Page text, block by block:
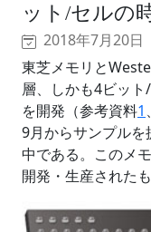
ット/セルの
2018年7月20日
東芝メモリと
層、しかも4ビッ
を開発（参考資料1 、
9月からサンプル
中である。このメ
開発・生産されたも